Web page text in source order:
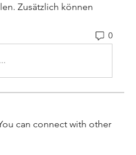
Zusätzlich können
0
can connect with other